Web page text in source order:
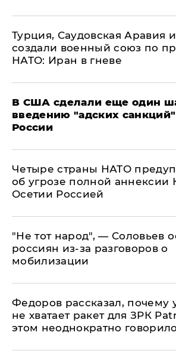
Турция, Саудовская Аравия
создали военный союз по
НАТО: Иран в гневе
В США сделали еще один
введению "адских
России
Четыре страны НАТО
об угрозе полной
Осетии Россией
​"Не тот народ", — Соловьев
россиян из-за разговоров о
мобилизации
Федоров рассказал, почему
не хватает ракет для ЗРК
этом неоднократно